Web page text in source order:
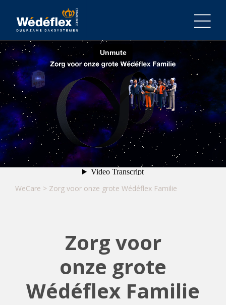
content
WeCare > Zorg voor onze grote Wédéflex Familie
Zorg voor
onze grote
Wédéflex Familie